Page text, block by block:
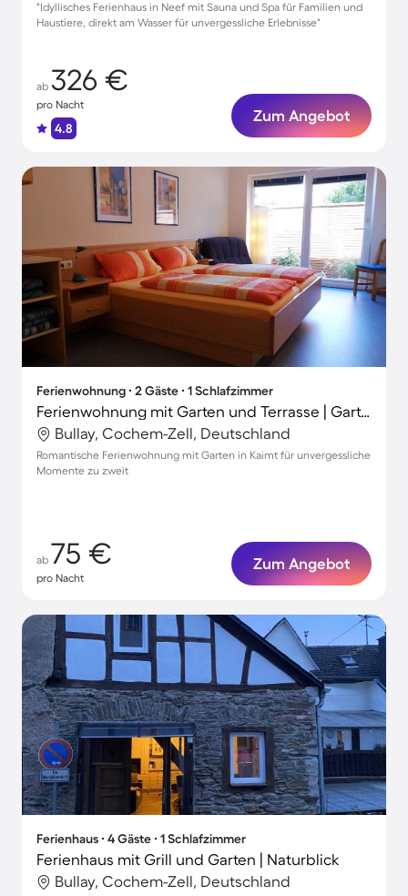
"Idyllisches Ferienhaus in Neef mit Sauna und Spa für Familien und
Haustiere, direkt am Wasser für unvergessliche Erlebnisse"
ab 326 €
pro Nacht
4.8
Zum Angebot
Ferienwohnung ∙ 2 Gäste ∙ 1 Schlafzimmer
Ferienwohnung mit Garten und Terrasse | Gartenblick
Bullay, Cochem-Zell, Deutschland
Romantische Ferienwohnung mit Garten in Kaimt für unvergessliche
Momente zu zweit
ab 75 €
pro Nacht
Zum Angebot
Ferienhaus ∙ 4 Gäste ∙ 1 Schlafzimmer
Ferienhaus mit Grill und Garten | Naturblick
Bullay, Cochem-Zell, Deutschland